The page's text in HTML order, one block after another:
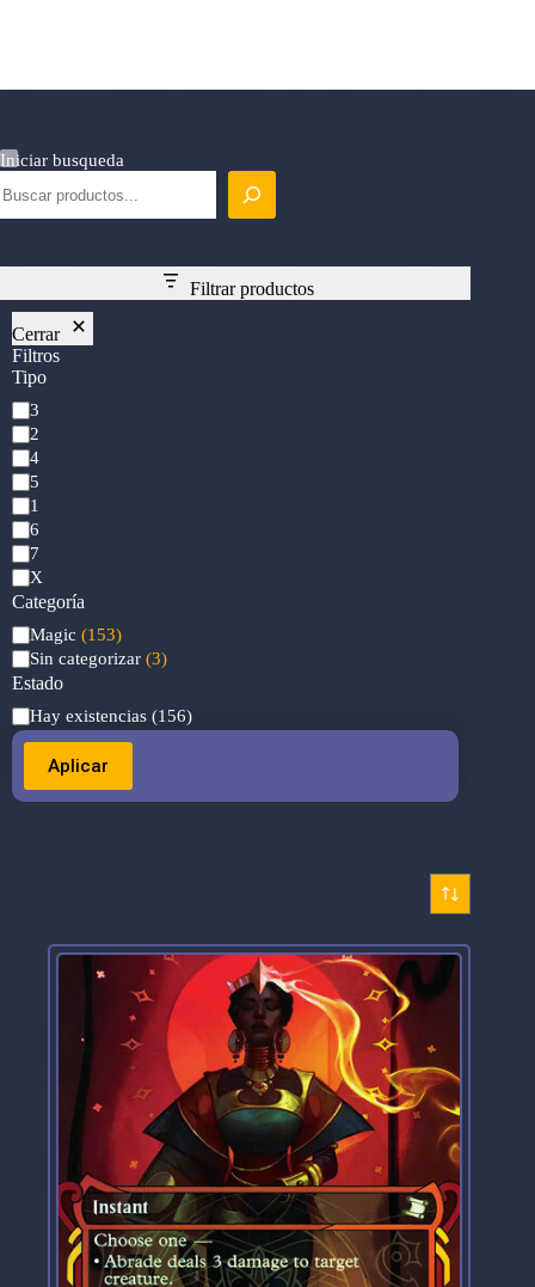
Iniciar busqueda
Filtrar productos
Cerrar
Filtros
Tipo
Mana
Cost
3
2
4
5
1
6
7
X
Categoría
Categoría
Magic (153)
Sin categorizar (3)
Estado
Estado
Hay existencias (156)
Aplicar